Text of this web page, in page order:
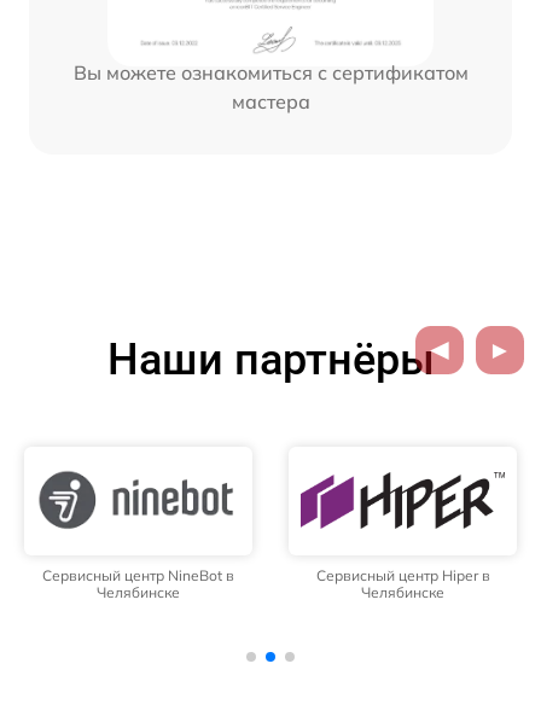
Вы можете ознакомиться с сертификатом
мастера
Наши партнёры
Сервисный центр NineBot в
Челябинске
Сервисный центр Hiper в
Челябинске